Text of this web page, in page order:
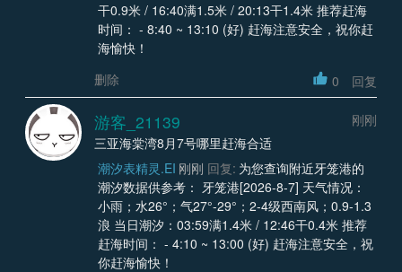
干0.9米 / 16:40满1.5米 / 20:13干1.4米 推荐赶海
时间： - 8:40 ~ 13:10 (好) 赶海注意安全，祝你赶
海愉快！
删除
0 回复
游客_21139
刚刚
三亚海棠湾8月7号哪里赶海合适
潮汐表精灵.EI 刚刚 回复: 为您查询附近牙笼港的
潮汐数据供参考： 牙笼港[2026-8-7] 天气情况：
小雨；水26°；气27°-29°；2-4级西南风；0.9-1.3
浪 当日潮汐：03:59满1.4米 / 12:46干0.4米 推荐
赶海时间： - 4:10 ~ 13:00 (好) 赶海注意安全，祝
你赶海愉快！